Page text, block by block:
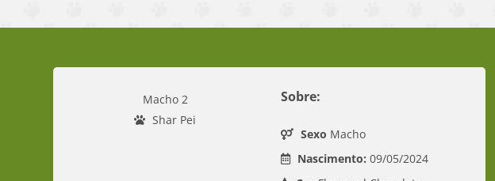
Macho 2
Shar Pei
Sobre:
Sexo Macho
Nascimento: 09/05/2024